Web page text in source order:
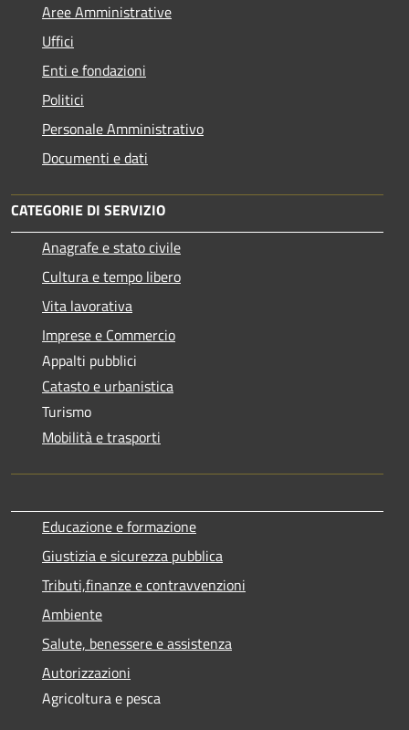
Aree Amministrative
Uffici
Enti e fondazioni
Politici
Personale Amministrativo
Documenti e dati
CATEGORIE DI SERVIZIO
Anagrafe e stato civile
Cultura e tempo libero
Vita lavorativa
Imprese e Commercio
Appalti pubblici
Catasto e urbanistica
Turismo
Mobilità e trasporti
Educazione e formazione
Giustizia e sicurezza pubblica
Tributi,finanze e contravvenzioni
Ambiente
Salute, benessere e assistenza
Autorizzazioni
Agricoltura e pesca